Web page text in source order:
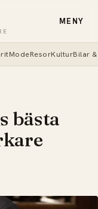
MENY
ModeResorKulturBilar
bästa